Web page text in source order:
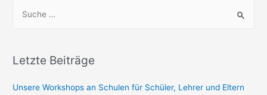
Letzte Beiträge
Unsere Workshops an Schulen für Schüler, Lehrer und Eltern